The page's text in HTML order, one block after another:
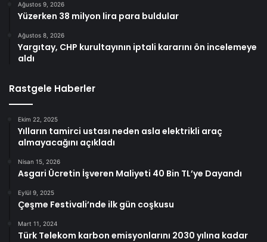
Ağustos 9, 2026
Yüzerken 38 milyon lira para buldular
Ağustos 8, 2026
Yargıtay, CHP kurultayının iptali kararını ön incelemeye
aldı
Rastgele Haberler
Ekim 22, 2025
Yılların tamirci ustası neden asla elektrikli araç
almayacağını açıkladı
Nisan 15, 2026
Asgari Ücretin İşveren Maliyeti 40 Bin TL’ye Dayandı
Eylül 9, 2025
Çeşme Festivali’nde ilk gün coşkusu
Mart 11, 2024
Türk Telekom karbon emisyonlarını 2030 yılına kadar